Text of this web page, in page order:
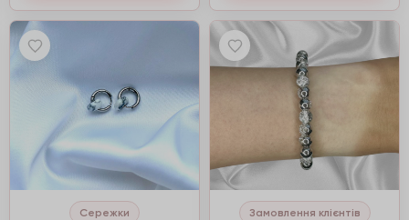
Сережки Замовлення клієнтів